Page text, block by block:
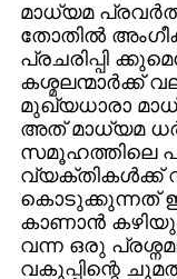
മാധ്യമ
തോതില്‍
പ്രചരിപ്പി
കശ്മലന്മാര്‍ക്ക്
മുഖ്യധാരാ
അത് മാധ്യമ
സമൂഹത്തിലെ
വ്യക്തികള്‍ക്ക്
കൊടുക്കുന്നത്
കാണാന്‍
വന്ന ഒരു
വകുപ്പിന്റെ